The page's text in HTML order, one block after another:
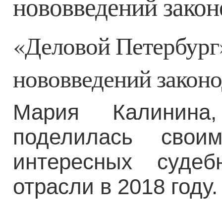
«Деловой
нововведений
Мария
поделилась
интересных
отрасли в 2018